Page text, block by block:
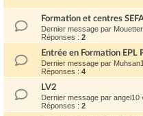
Formation et centres
Dernier message par
Réponses : 2
Entrée en Formation EPL
Dernier message par
Réponses : 4
LV2
Dernier message par angel10
Réponses : 2